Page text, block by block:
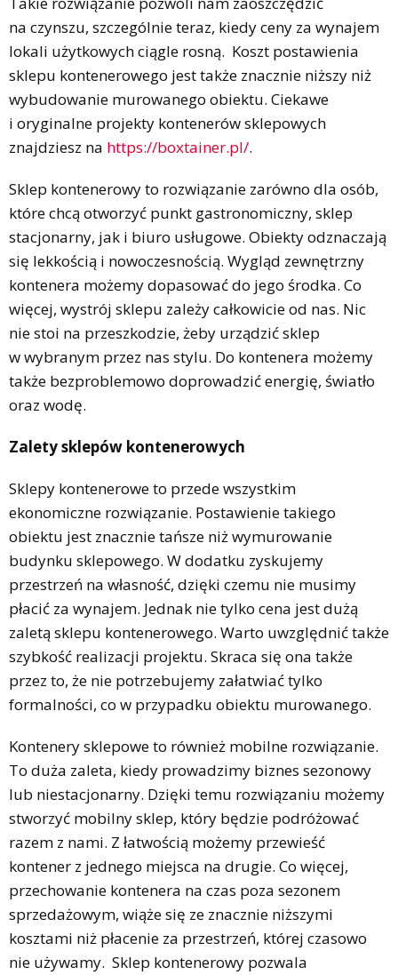
na czynszu, szczególnie teraz, kiedy ceny za wynajem
lokali użytkowych ciągle rosną. Koszt postawienia
sklepu kontenerowego jest także znacznie niższy niż
wybudowanie murowanego obiektu. Ciekawe
i oryginalne projekty kontenerów sklepowych
znajdziesz na https://boxtainer.pl/.
Sklep kontenerowy to rozwiązanie zarówno dla osób,
które chcą otworzyć punkt gastronomiczny, sklep
stacjonarny, jak i biuro usługowe. Obiekty odznaczają
się lekkością i nowoczesnością. Wygląd zewnętrzny
kontenera możemy dopasować do jego środka. Co
więcej, wystrój sklepu zależy całkowicie od nas. Nic
nie stoi na przeszkodzie, żeby urządzić sklep
w wybranym przez nas stylu. Do kontenera możemy
także bezproblemowo doprowadzić energię, światło
oraz wodę.
Zalety sklepów kontenerowych
Sklepy kontenerowe to przede wszystkim
ekonomiczne rozwiązanie. Postawienie takiego
obiektu jest znacznie tańsze niż wymurowanie
budynku sklepowego. W dodatku zyskujemy
przestrzeń na własność, dzięki czemu nie musimy
płacić za wynajem. Jednak nie tylko cena jest dużą
zaletą sklepu kontenerowego. Warto uwzględnić także
szybkość realizacji projektu. Skraca się ona także
przez to, że nie potrzebujemy załatwiać tylko
formalności, co w przypadku obiektu murowanego.
Kontenery sklepowe to również mobilne rozwiązanie.
To duża zaleta, kiedy prowadzimy biznes sezonowy
lub niestacjonarny. Dzięki temu rozwiązaniu możemy
stworzyć mobilny sklep, który będzie podróżować
razem z nami. Z łatwością możemy przewieść
kontener z jednego miejsca na drugie. Co więcej,
przechowanie kontenera na czas poza sezonem
sprzedażowym, wiąże się ze znacznie niższymi
kosztami niż płacenie za przestrzeń, której czasowo
nie używamy. Sklep kontenerowy pozwala